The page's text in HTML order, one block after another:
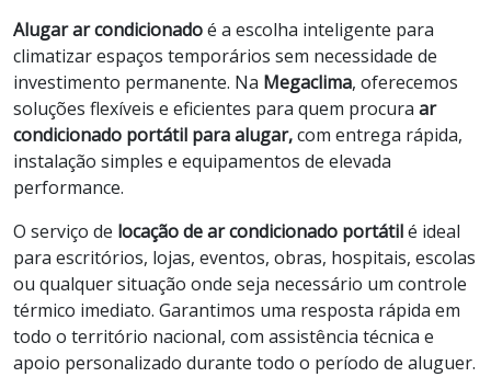
Alugar ar condicionadoé a escolha inteligente para
climatizar espaços temporários sem necessidade de
investimento permanente. Na Megaclima, oferecemos
soluções flexíveis e eficientes para quem procura ar
condicionado portátil para alugar,com entrega rápida,
instalação simples e equipamentos de elevada
performance.
O serviço de locação de ar condicionado portátilé ideal
para escritórios, lojas, eventos, obras, hospitais, escolas
ou qualquer situação onde seja necessário um controle
térmico imediato. Garantimos uma resposta rápida em
todo o território nacional, com assistência técnica e
apoio personalizado durante todo o período de aluguer.